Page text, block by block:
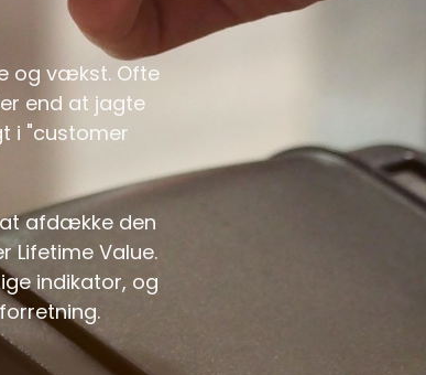
og vækst. Ofte
end at jagte
i "customer
afdække den
Lifetime Value.
indikator, og